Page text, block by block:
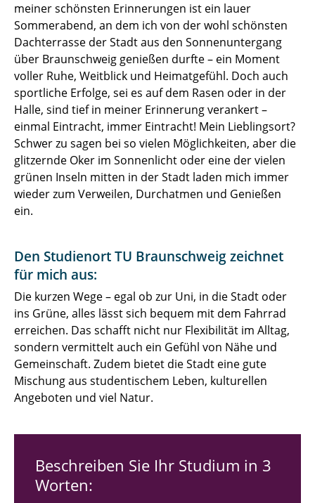
meiner schönsten Erinnerungen ist ein lauer
Sommerabend, an dem ich von der wohl schönsten
Dachterrasse der Stadt aus den Sonnenuntergang
über Braunschweig genießen durfte – ein Moment
voller Ruhe, Weitblick und Heimatgefühl. Doch auch
sportliche Erfolge, sei es auf dem Rasen oder in der
Halle, sind tief in meiner Erinnerung verankert –
einmal Eintracht, immer Eintracht! Mein Lieblingsort?
Schwer zu sagen bei so vielen Möglichkeiten, aber die
glitzernde Oker im Sonnenlicht oder eine der vielen
grünen Inseln mitten in der Stadt laden mich immer
wieder zum Verweilen, Durchatmen und Genießen
ein.
Den Studienort TU Braunschweig zeichnet
für mich aus:
Die kurzen Wege – egal ob zur Uni, in die Stadt oder
ins Grüne, alles lässt sich bequem mit dem Fahrrad
erreichen. Das schafft nicht nur Flexibilität im Alltag,
sondern vermittelt auch ein Gefühl von Nähe und
Gemeinschaft. Zudem bietet die Stadt eine gute
Mischung aus studentischem Leben, kulturellen
Angeboten und viel Natur.
Beschreiben Sie Ihr Studium in 3
Worten: